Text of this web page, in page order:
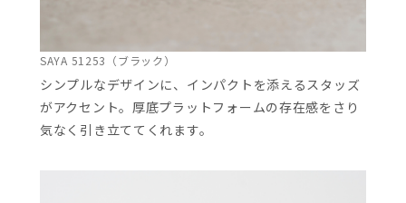
SAYA 51253（ブラック）
シンプルなデザインに、インパクトを添えるスタッズ
がアクセント。厚底プラットフォームの存在感をさり
気なく引き立ててくれます。